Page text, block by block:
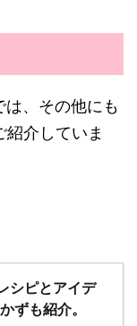
は、その他にも
介していま
シピとアイデ
ずも紹介。